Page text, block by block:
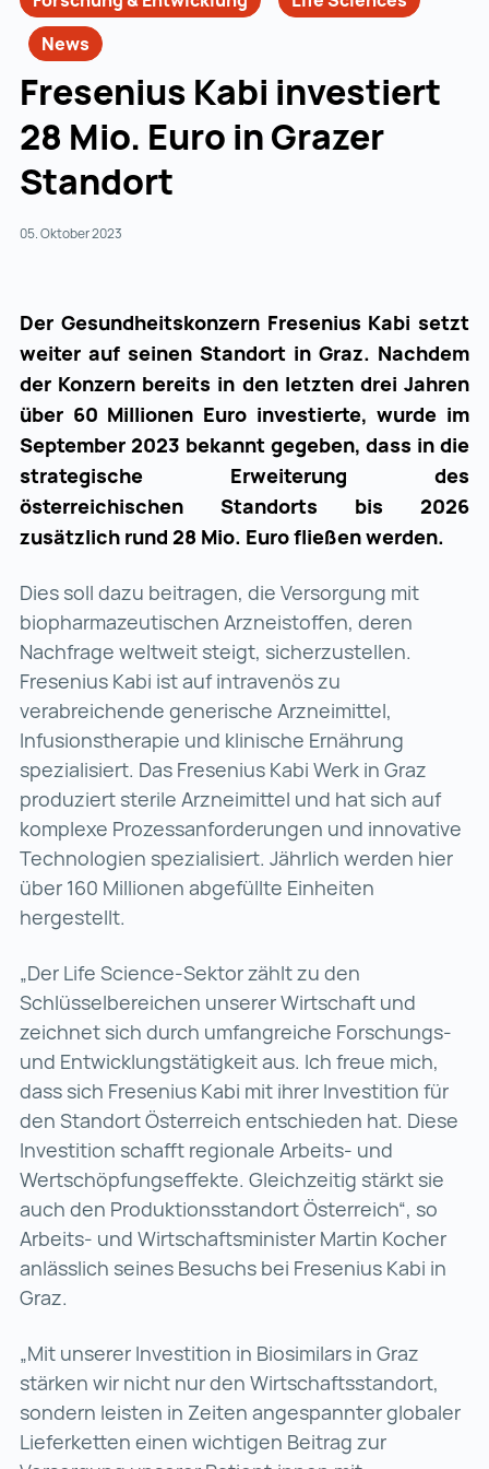
News
Fresenius Kabi investiert
28 Mio. Euro in Grazer
Standort
05. Oktober 2023
Der Gesundheitskonzern Fresenius Kabi setzt
weiter auf seinen Standort in Graz. Nachdem
der Konzern bereits in den letzten drei Jahren
über 60 Millionen Euro investierte, wurde im
September 2023 bekannt gegeben, dass in die
strategische Erweiterung des
österreichischen Standorts bis 2026
zusätzlich rund 28 Mio. Euro fließen werden.
Dies soll dazu beitragen, die Versorgung mit
biopharmazeutischen Arzneistoffen, deren
Nachfrage weltweit steigt, sicherzustellen.
Fresenius Kabi ist auf intravenös zu
verabreichende generische Arzneimittel,
Infusionstherapie und klinische Ernährung
spezialisiert. Das Fresenius Kabi Werk in Graz
produziert sterile Arzneimittel und hat sich auf
komplexe Prozessanforderungen und innovative
Technologien spezialisiert. Jährlich werden hier
über 160 Millionen abgefüllte Einheiten
hergestellt.
„Der Life Science-Sektor zählt zu den
Schlüsselbereichen unserer Wirtschaft und
zeichnet sich durch umfangreiche Forschungs-
und Entwicklungstätigkeit aus. Ich freue mich,
dass sich Fresenius Kabi mit ihrer Investition für
den Standort Österreich entschieden hat. Diese
Investition schafft regionale Arbeits- und
Wertschöpfungseffekte. Gleichzeitig stärkt sie
auch den Produktionsstandort Österreich“, so
Arbeits- und Wirtschaftsminister Martin Kocher
anlässlich seines Besuchs bei Fresenius Kabi in
Graz.
„Mit unserer Investition in Biosimilars in Graz
stärken wir nicht nur den Wirtschaftsstandort,
sondern leisten in Zeiten angespannter globaler
Lieferketten einen wichtigen Beitrag zur